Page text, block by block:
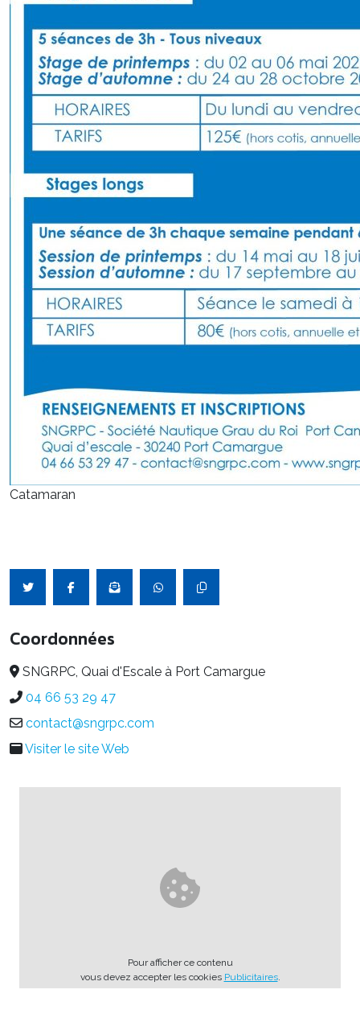
Catamaran
Coordonnées
SNGRPC, Quai d'Escale à Port Camargue
04 66 53 29 47
contact@sngrpc.com
Visiter le site Web
Pour afficher ce contenu
vous devez accepter les cookies Publicitaires.